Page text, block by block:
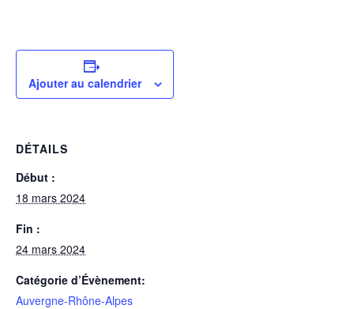
Ajouter au calendrier
DÉTAILS
Début :
18 mars 2024
Fin :
24 mars 2024
Catégorie d’Évènement:
Auvergne-Rhône-Alpes